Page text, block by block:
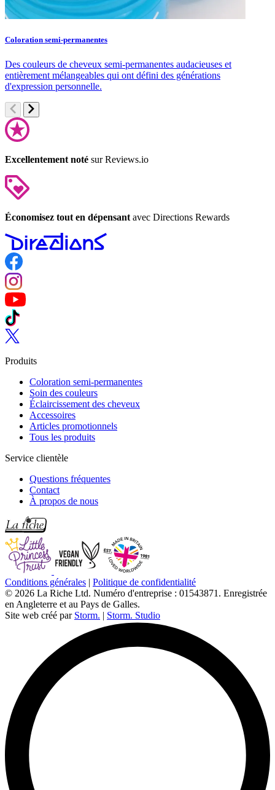
Coloration semi-permanentes
Des couleurs de cheveux semi-permanentes audacieuses et
entièrement mélangeables qui ont défini des générations
d'expression personnelle.
Excellentement noté sur Reviews.io
Économisez tout en dépensant avec Directions Rewards
Follow us on Facebook
Follow us on Instagram
Follow us on YouTube
Follow us on TikTok
Follow us on Twitter
Produits
Coloration semi-permanentes
Soin des couleurs
Éclaircissement des cheveux
Accessoires
Articles promotionnels
Tous les produits
Service clientèle
Questions fréquentes
Contact
À propos de nous
Conditions générales | Politique de confidentialité
© 2026 La Riche Ltd. Numéro d'entreprise : 01543871. Enregistrée
en Angleterre et au Pays de Galles.
Site web créé par Storm. | Storm. Studio